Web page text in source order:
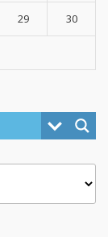
29 30